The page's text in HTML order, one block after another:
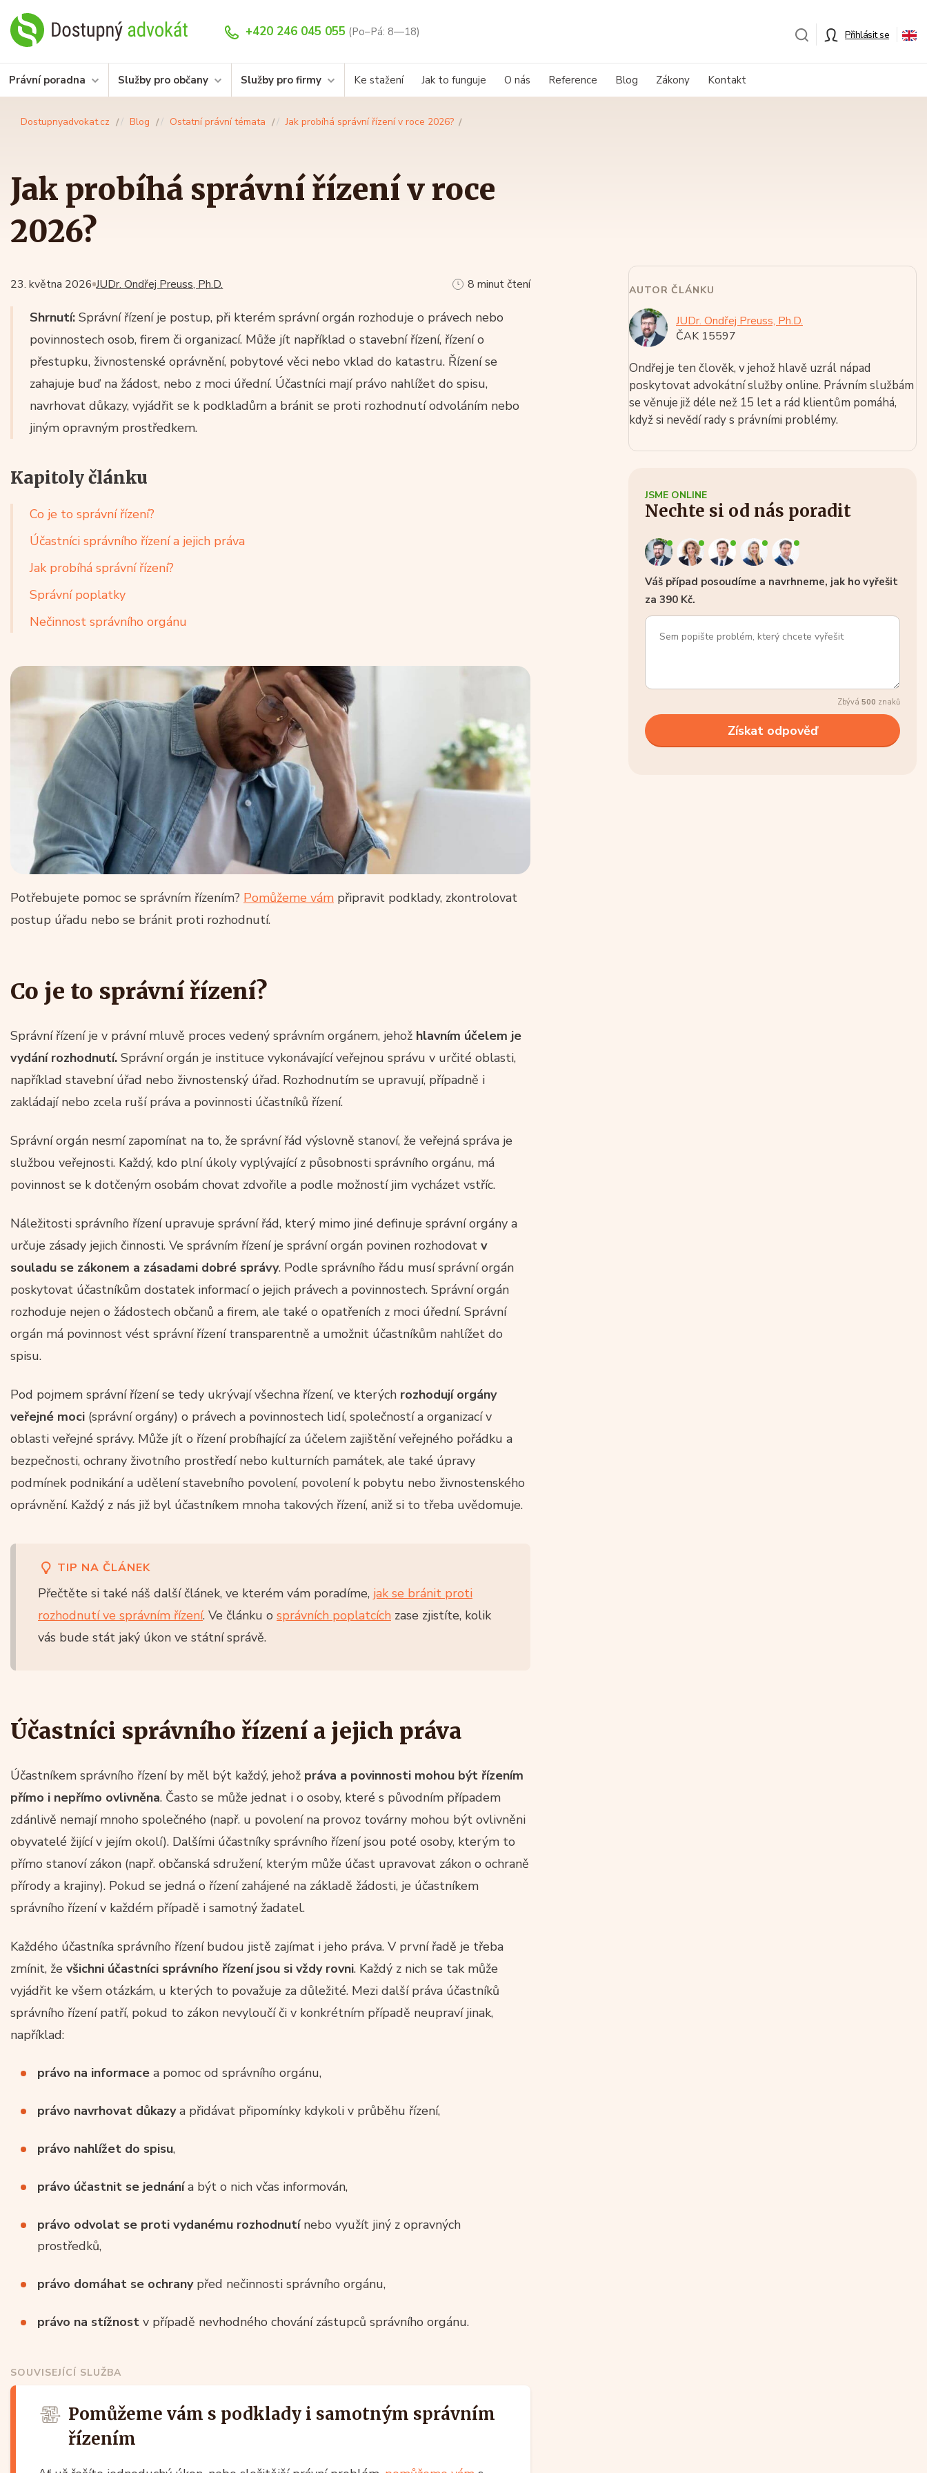
+420 246 045 055 (Po–Pá: 8—18) Přihlásit se
Právní poradna Služby pro občany Služby pro firmy Ke stažení Jak to funguje O nás Reference Blog Zákony Kontakt
Dostupnyadvokat.cz Blog Ostatní právní témata Jak probíhá správní řízení v roce 2026?
Jak probíhá správní řízení v roce
2026?
JUDr. Ondřej Preuss, Ph.D.
23. května 2026 8 minut čtení
Shrnutí: Správní řízení je postup, při kterém správní orgán rozhoduje o právech nebo
povinnostech osob, firem či organizací. Může jít například o stavební řízení, řízení o
přestupku, živnostenské oprávnění, pobytové věci nebo vklad do katastru. Řízení se
zahajuje buď na žádost, nebo z moci úřední. Účastníci mají právo nahlížet do spisu,
navrhovat důkazy, vyjádřit se k podkladům a bránit se proti rozhodnutí odvoláním nebo
jiným opravným prostředkem.
Kapitoly článku
Co je to správní řízení?
Účastníci správního řízení a jejich práva
Jak probíhá správní řízení?
Správní poplatky
Nečinnost správního orgánu
Potřebujete pomoc se správním řízením? Pomůžeme vám připravit podklady, zkontrolovat
postup úřadu nebo se bránit proti rozhodnutí.
Co je to správní řízení?
Správní řízení je v právní mluvě proces vedený správním orgánem, jehož hlavním účelem je
vydání rozhodnutí. Správní orgán je instituce vykonávající veřejnou správu v určité oblasti,
například stavební úřad nebo živnostenský úřad. Rozhodnutím se upravují, případně i
zakládají nebo zcela ruší práva a povinnosti účastníků řízení.
Správní orgán nesmí zapomínat na to, že správní řád výslovně stanoví, že veřejná správa je
službou veřejnosti. Každý, kdo plní úkoly vyplývající z působnosti správního orgánu, má
povinnost se k dotčeným osobám chovat zdvořile a podle možností jim vycházet vstříc.
Náležitosti správního řízení upravuje správní řád, který mimo jiné definuje správní orgány a
určuje zásady jejich činnosti. Ve správním řízení je správní orgán povinen rozhodovat v
souladu se zákonem a zásadami dobré správy. Podle správního řádu musí správní orgán
poskytovat účastníkům dostatek informací o jejich právech a povinnostech. Správní orgán
rozhoduje nejen o žádostech občanů a firem, ale také o opatřeních z moci úřední. Správní
orgán má povinnost vést správní řízení transparentně a umožnit účastníkům nahlížet do
spisu.
Pod pojmem správní řízení se tedy ukrývají všechna řízení, ve kterých rozhodují orgány
veřejné moci (správní orgány) o právech a povinnostech lidí, společností a organizací v
oblasti veřejné správy. Může jít o řízení probíhající za účelem zajištění veřejného pořádku a
bezpečnosti, ochrany životního prostředí nebo kulturních památek, ale také úpravy
podmínek podnikání a udělení stavebního povolení, povolení k pobytu nebo živnostenského
oprávnění. Každý z nás již byl účastníkem mnoha takových řízení, aniž si to třeba uvědomuje.
TIP NA ČLÁNEK
Přečtěte si také náš další článek, ve kterém vám poradíme, jak se bránit proti
rozhodnutí ve správním řízení. Ve článku o správních poplatcích zase zjistíte, kolik
vás bude stát jaký úkon ve státní správě.
Účastníci správního řízení a jejich práva
Účastníkem správního řízení by měl být každý, jehož práva a povinnosti mohou být řízením
přímo i nepřímo ovlivněna. Často se může jednat i o osoby, které s původním případem
zdánlivě nemají mnoho společného (např. u povolení na provoz továrny mohou být ovlivněni
obyvatelé žijící v jejím okolí). Dalšími účastníky správního řízení jsou poté osoby, kterým to
přímo stanoví zákon (např. občanská sdružení, kterým může účast upravovat zákon o ochraně
přírody a krajiny). Pokud se jedná o řízení zahájené na základě žádosti, je účastníkem
správního řízení v každém případě i samotný žadatel.
Každého účastníka správního řízení budou jistě zajímat i jeho práva. V první řadě je třeba
zmínit, že všichni účastníci správního řízení jsou si vždy rovni. Každý z nich se tak může
vyjádřit ke všem otázkám, u kterých to považuje za důležité. Mezi další práva účastníků
správního řízení patří, pokud to zákon nevyloučí či v konkrétním případě neupraví jinak,
například:
právo na informace a pomoc od správního orgánu,
právo navrhovat důkazya přidávat připomínky kdykoli v průběhu řízení,
právo nahlížet do spisu,
právo účastnit se jednánía být o nich včas informován,
právo odvolat se proti vydanému rozhodnutínebo využít jiný z opravných
prostředků,
právo domáhat se ochranypřed nečinnosti správního orgánu,
právo na stížnost v případě nevhodného chování zástupců správního orgánu.
SOUVISEJÍCÍ SLUŽBA
Pomůžeme vám s podklady i samotným správním
řízením
AUTOR ČLÁNKU
JUDr. Ondřej Preuss, Ph.D.
ČAK 15597
Ondřej je ten člověk, v jehož hlavě uzrál nápad
poskytovat advokátní služby online. Právním službám
se věnuje již déle než 15 let a rád klientům pomáhá,
když si nevědí rady s právními problémy.
JSME ONLINE
Nechte si od nás poradit
Váš případ posoudíme a navrhneme, jak ho vyřešit
za 390 Kč.
Zbývá 500 znaků